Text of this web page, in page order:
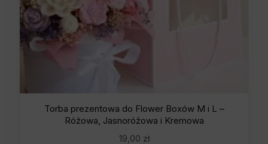
Torba prezentowa do Flower Boxów M i L –
Różowa, Jasnoróżowa i Kremowa
19,00 zł